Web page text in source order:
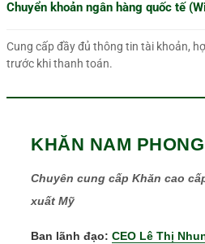
Chuyển khoản ngân hàng quốc tế
Cung cấp đầy đủ thông tin tài khoản,
trước khi thanh toán.
KHĂN NAM PHONG
Chuyên cung cấp Khăn cao
xuất Mỹ
Ban lãnh đạo: CEO Lê Thị